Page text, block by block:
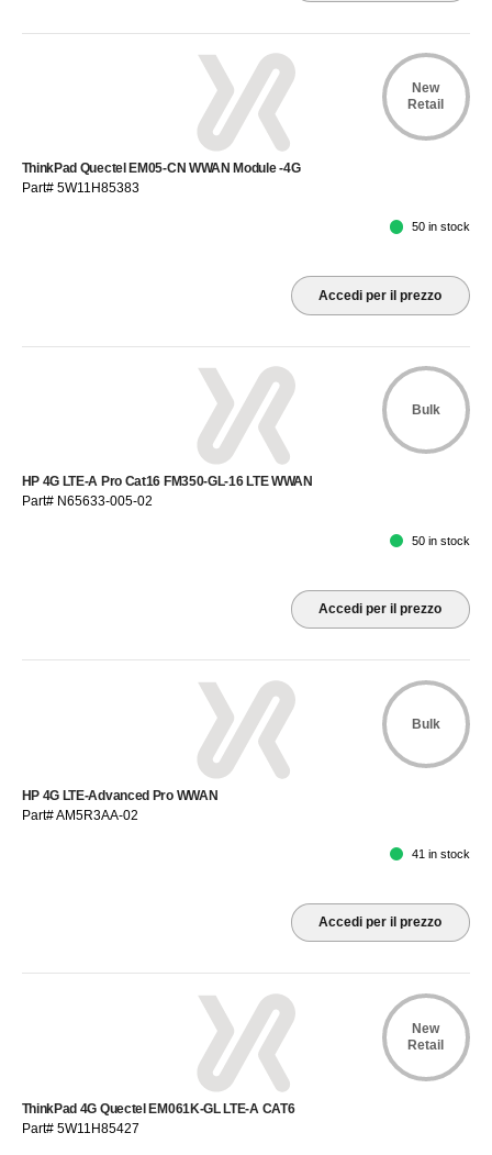
New
Retail
ThinkPad Quectel EM05-CN WWAN Module -4G
Part# 5W11H85383
50 in stock
Accedi per il prezzo
Bulk
HP 4G LTE-A Pro Cat16 FM350-GL-16 LTE WWAN
Part# N65633-005-02
50 in stock
Accedi per il prezzo
Bulk
HP 4G LTE-Advanced Pro WWAN
Part# AM5R3AA-02
41 in stock
Accedi per il prezzo
New
Retail
ThinkPad 4G Quectel EM061K-GL LTE-A CAT6
Part# 5W11H85427